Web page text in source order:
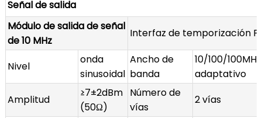
Señal de salida
Módulo de salida de señal
de 10 MHz
Interfaz de temporización
Nivel
onda
sinusoidal
Ancho de
banda
10/100/100MHz
adaptativo
Amplitud
≥7±2dBm
(50Ω)
Número de
vías
2 vías